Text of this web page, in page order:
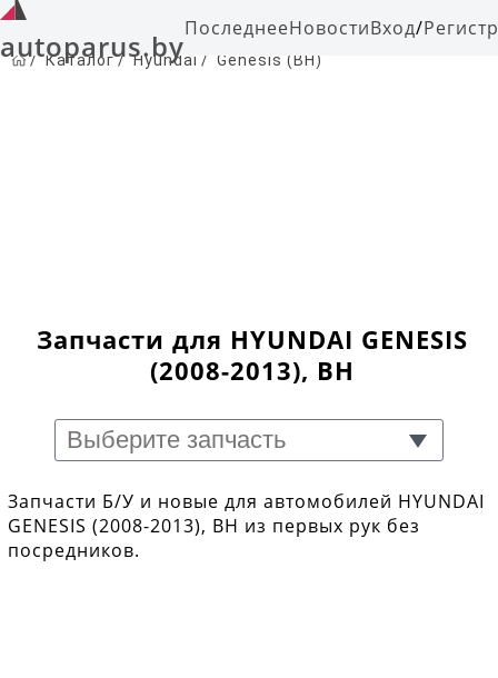
autoparus.byПоследнееНовостиВход/
/ Каталог/ Hyundai / Genesis (BH)
Запчасти для HYUNDAI GENESIS
(2008-2013), BH
Запчасти Б/У и новые для автомобилей HYUNDAI
GENESIS (2008-2013), BH из первых рук без
посредников.